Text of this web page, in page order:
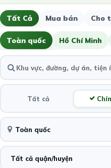
Tất Cả Mua bán Cho
Toàn quốc Hồ Chí Minh
Tất cả
Toàn quốc
Tất cả quận/huyện